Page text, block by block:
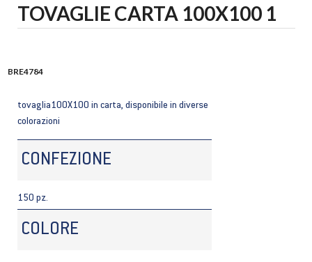
TOVAGLIE CARTA 100X100 1
BRE4784
tovaglia100X100 in carta, disponibile in diverse
colorazioni
CONFEZIONE
150 pz.
COLORE